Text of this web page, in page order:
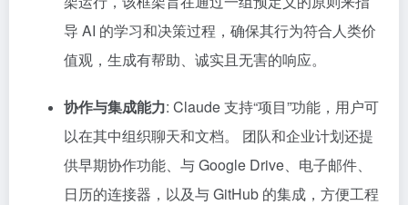
导 AI 的学习和决策过程，确保其行为符合人类价
值观，生成有帮助、诚实且无害的响应。
协作与集成能力: Claude 支持“项目”功能，用户可
以在其中组织聊天和文档。 团队和企业计划还提
供早期协作功能、与 Google Drive、电子邮件、
日历的连接器，以及与 GitHub 的集成，方便工程